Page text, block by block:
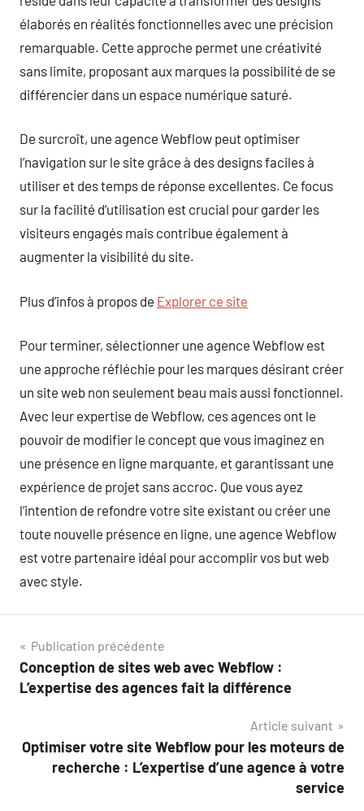
élaborés en réalités fonctionnelles avec une précision
remarquable. Cette approche permet une créativité
sans limite, proposant aux marques la possibilité de se
différencier dans un espace numérique saturé.
De surcroît, une agence Webflow peut optimiser
l’navigation sur le site grâce à des designs faciles à
utiliser et des temps de réponse excellentes. Ce focus
sur la facilité d’utilisation est crucial pour garder les
visiteurs engagés mais contribue également à
augmenter la visibilité du site.
Plus d’infos à propos de Explorer ce site
Pour terminer, sélectionner une agence Webflow est
une approche réfléchie pour les marques désirant créer
un site web non seulement beau mais aussi fonctionnel.
Avec leur expertise de Webflow, ces agences ont le
pouvoir de modifier le concept que vous imaginez en
une présence en ligne marquante, et garantissant une
expérience de projet sans accroc. Que vous ayez
l’intention de refondre votre site existant ou créer une
toute nouvelle présence en ligne, une agence Webflow
est votre partenaire idéal pour accomplir vos but web
avec style.
Navigation
de
Publication précédente
Conception de sites web avec Webflow :
L’expertise des agences fait la différence
Article suivant
Optimiser votre site Webflow pour les moteurs de
recherche : L’expertise d’une agence à votre
service